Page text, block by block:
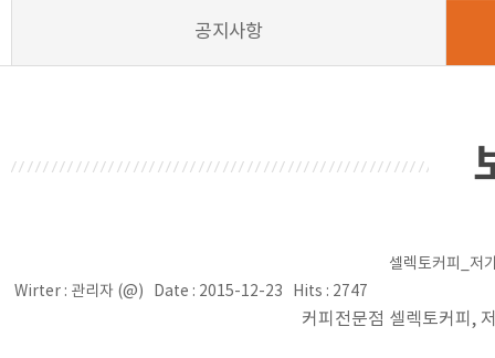
공지사항
셀렉토커피_저
Wirter : 관리자 (@) Date : 2015-12-23 Hits : 2747
커피전문점 셀렉토커피,